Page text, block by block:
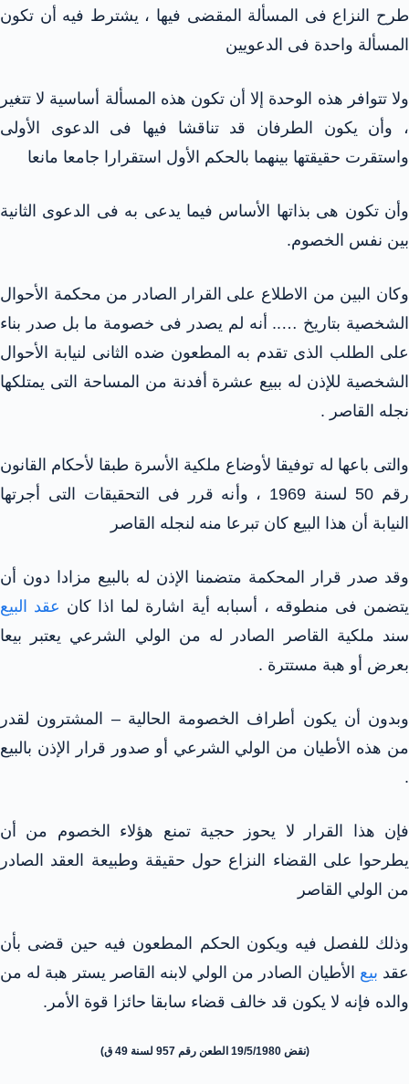
طرح النزاع فى المسألة المقضى فيها ، يشترط فيه أن تكون
المسألة واحدة فى الدعويين
ولا تتوافر هذه الوحدة إلا أن تكون هذه المسألة أساسية لا تتغير
، وأن يكون الطرفان قد تناقشا فيها فى الدعوى الأولى
واستقرت حقيقتها بينهما بالحكم الأول استقرارا جامعا مانعا
وأن تكون هى بذاتها الأساس فيما يدعى به فى الدعوى الثانية
بين نفس الخصوم.
وكان البين من الاطلاع على القرار الصادر من محكمة الأحوال
الشخصية بتاريخ ….. أنه لم يصدر فى خصومة ما بل صدر بناء
على الطلب الذى تقدم به المطعون ضده الثانى لنيابة الأحوال
الشخصية للإذن له ببيع عشرة أفدنة من المساحة التى يمتلكها
نجله القاصر .
والتى باعها له توفيقا لأوضاع ملكية الأسرة طبقا لأحكام القانون
رقم 50 لسنة 1969 ، وأنه قرر فى التحقيقات التى أجرتها
النيابة أن هذا البيع كان تبرعا منه لنجله القاصر
وقد صدر قرار المحكمة متضمنا الإذن له بالبيع مزادا دون أن
يتضمن فى منطوقه ، أسبابه أية اشارة لما اذا كان عقد البيع
سند ملكية القاصر الصادر له من الولي الشرعي يعتبر بيعا
بعرض أو هبة مستترة .
وبدون أن يكون أطراف الخصومة الحالية – المشترون لقدر
من هذه الأطيان من الولي الشرعي أو صدور قرار الإذن بالبيع
.
فإن هذا القرار لا يحوز حجية تمنع هؤلاء الخصوم من أن
يطرحوا على القضاء النزاع حول حقيقة وطبيعة العقد الصادر
من الولي القاصر
وذلك للفصل فيه ويكون الحكم المطعون فيه حين قضى بأن
عقد بيع الأطيان الصادر من الولي لابنه القاصر يستر هبة له من
والده فإنه لا يكون قد خالف قضاء سابقا حائزا قوة الأمر.
(نقض 19/5/1980 الطعن رقم 957 لسنة 49 ق)